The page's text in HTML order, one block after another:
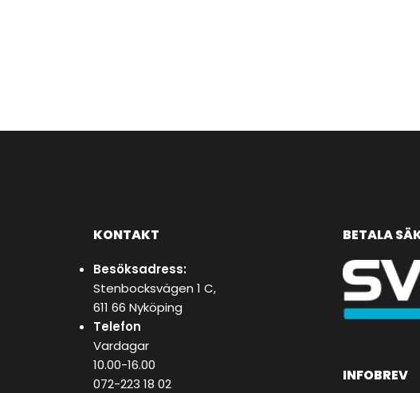
KONTAKT
Besöksadress:
Stenbocksvägen 1 C,
611 66 Nyköping
Telefon
Vardagar
10.00-16.00
072-223 18 02
BETALA
INFOBREV